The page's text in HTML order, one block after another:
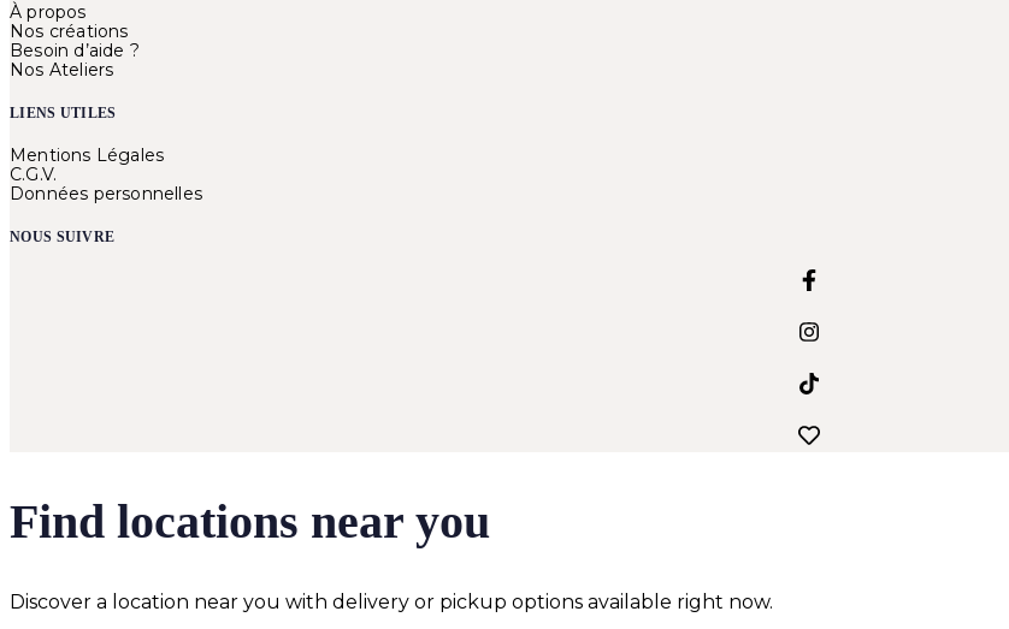
À propos
Nos créations
Besoin d’aide ?
Nos Ateliers
LIENS UTILES
Mentions Légales
C.G.V.
Données personnelles
NOUS SUIVRE
Find locations near you
Discover a location near you with delivery or pickup options available right now.